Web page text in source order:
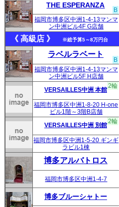
THE ESPERANZA
B
福岡市博多区中洲1-4-13マンマ
ン中洲ビル4F G店舗
《 高級店 》 ※総予算5～8万円台
ラベルラベート
B
福岡市博多区中洲1-4-13マンマ
ン中洲ビル5F H店舗
VERSAILLES中洲 本館
2輪
福岡市博多区中洲1-8-20 H-one
ビル1階～3階B店舗
VERSAILLES中洲 別館
2輪
福岡市博多区中洲1-5-20 ギンギ
ラビル1棟
博多アルバトロス
福岡市博多区中洲1-4-7
博多ブルーシャトー